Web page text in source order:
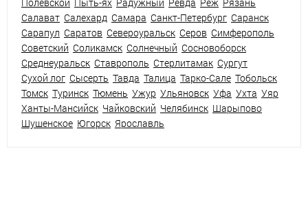
Салават Салехард Самара Санкт-Петербург Саранск
Сарапул Саратов Североуральск Серов Симферополь
Советский Соликамск Солнечный Сосновоборск
Среднеуральск Ставрополь Стерлитамак Сургут
Сухой лог Сысерть Тавда Талица Тарко-Сале Тобольск
Томск Туринск Тюмень Ужур Ульяновск Уфа Ухта Уяр
Ханты-Мансийск Чайковский Челябинск Шарыпово
Шушенское Югорск Ярославль